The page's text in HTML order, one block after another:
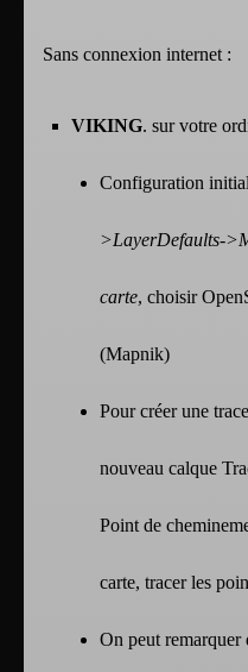
Sans connexion internet :
VIKING. sur votre
Configuration
>LayerDefaults-
carte, choisir
(Mapnik)
Pour créer une
nouveau calque
Point de
carte, tracer les
On peut remarquer